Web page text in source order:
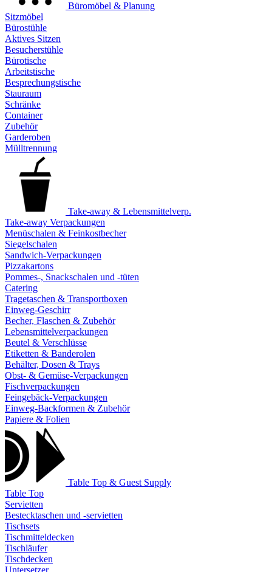
Büromöbel & Planung
Sitzmöbel
Bürostühle
Aktives Sitzen
Besucherstühle
Bürotische
Arbeitstische
Besprechungstische
Stauraum
Schränke
Container
Zubehör
Garderoben
Mülltrennung
Take-away & Lebensmittelverp.
Take-away Verpackungen
Menüschalen & Feinkostbecher
Siegelschalen
Sandwich-Verpackungen
Pizzakartons
Pommes-, Snackschalen und -tüten
Catering
Tragetaschen & Transportboxen
Einweg-Geschirr
Becher, Flaschen & Zubehör
Lebensmittelverpackungen
Beutel & Verschlüsse
Etiketten & Banderolen
Behälter, Dosen & Trays
Obst- & Gemüse-Verpackungen
Fischverpackungen
Feingebäck-Verpackungen
Einweg-Backformen & Zubehör
Papiere & Folien
Table Top & Guest Supply
Table Top
Servietten
Bestecktaschen und -servietten
Tischsets
Tischmitteldecken
Tischläufer
Tischdecken